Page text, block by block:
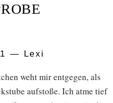
1 — Lexi
weht mir entgegen, als
aufstoße. Ich atme tief